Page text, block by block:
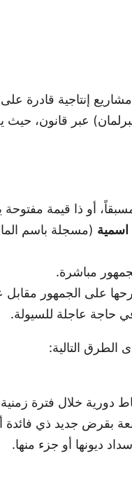
إنتاجية قادرة
أو ذا قيمة مفتوحة
اسمية (مسجلة باسم
مباشرة.
على الجمهور مقابل
حاجة عاجلة للسيولة.
الطرق التالية:
دورية خلال فترة
بقرض جديد ذي فائدة
ديونها أو جزء منها.